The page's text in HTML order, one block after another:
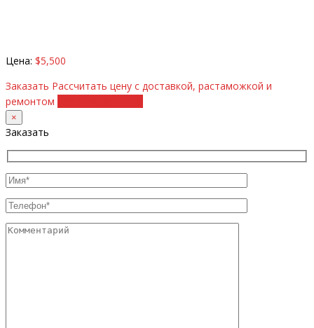
Цена: $5,500
Заказать Рассчитать цену с доставкой, растаможкой и
ремонтом
×
Заказать